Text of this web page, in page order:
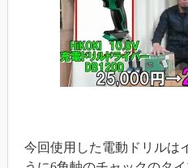
今回使用した電動ドリルは